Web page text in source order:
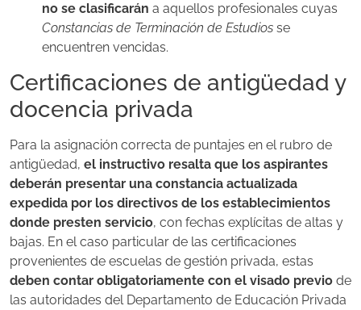
no se clasificarán a aquellos profesionales cuyas
Constancias de Terminación de Estudios se
encuentren vencidas.
Certificaciones de antigüedad y
docencia privada
Para la asignación correcta de puntajes en el rubro de
antigüedad, el instructivo resalta que los aspirantes
deberán presentar una constancia actualizada
expedida por los directivos de los establecimientos
donde presten servicio, con fechas explícitas de altas y
bajas. En el caso particular de las certificaciones
provenientes de escuelas de gestión privada, estas
deben contar obligatoriamente con el visado previo de
las autoridades del Departamento de Educación Privada